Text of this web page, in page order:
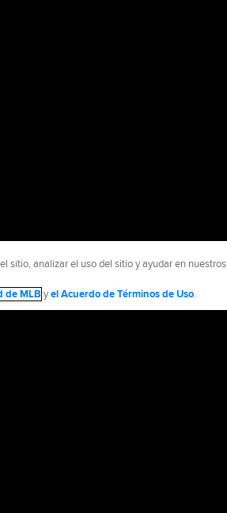
sitio, analizar el uso del sitio y ayudar en nuestros
de MLB yel Acuerdo de Términos de Uso.